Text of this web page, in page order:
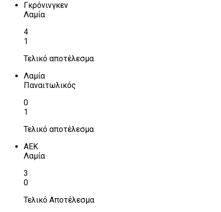
Γκρόνινγκεν
Λαμία
4
1
Τελικό αποτέλεσμα
Λαμία
Παναιτωλικός
0
1
Τελικό αποτέλεσμα
ΑΕΚ
Λαμία
3
0
Τελικό Αποτέλεσμα